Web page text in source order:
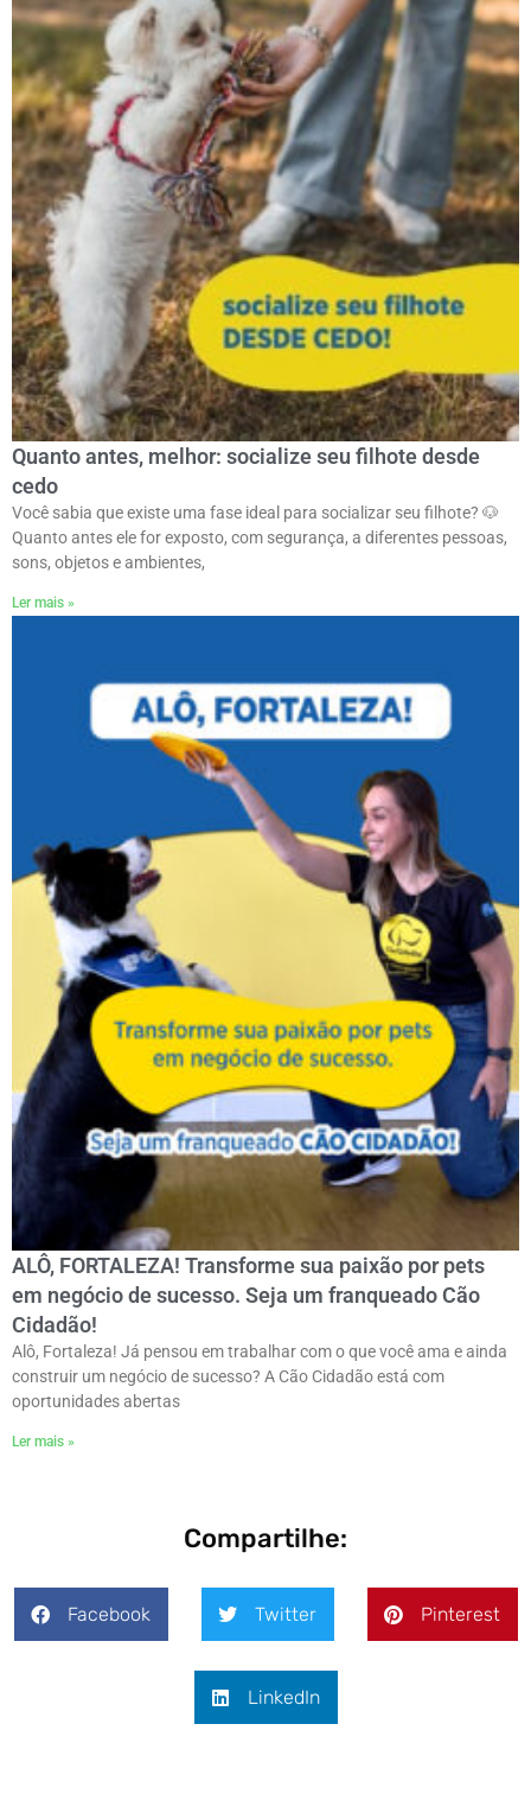
Quanto antes, melhor: socialize seu filhote desde
cedo
Você sabia que existe uma fase ideal para socializar seu filhote? 🐶ㅤ
Quanto antes ele for exposto, com segurança, a diferentes pessoas,
sons, objetos e ambientes,
Ler mais »
ALÔ, FORTALEZA! Transforme sua paixão por pets
em negócio de sucesso. Seja um franqueado Cão
Cidadão!
Alô, Fortaleza! Já pensou em trabalhar com o que você ama e ainda
construir um negócio de sucesso? A Cão Cidadão está com
oportunidades abertas
Ler mais »
Compartilhe:
Facebook Twitter Pinterest
LinkedIn